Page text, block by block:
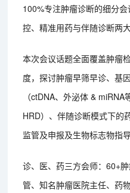
100%专注肿瘤诊断的细分
控、精准用药与伴随诊断两大
本次会议话题全面覆盖肿瘤
度，探讨肿瘤早筛早诊、基
（ctDNA、外泌体 & miRNA
HRD）、伴随诊断模式下的
监管及申报及生物标志物指
诊、医、药三方会师：60+
管、知名肿瘤医院主任、药